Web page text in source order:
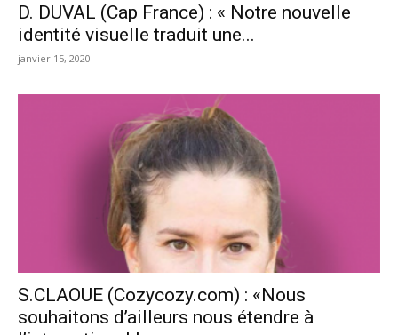
D. DUVAL (Cap France) : « Notre nouvelle
identité visuelle traduit une...
janvier 15, 2020
S.CLAOUE (Cozycozy.com) : «Nous
souhaitons d’ailleurs nous étendre à